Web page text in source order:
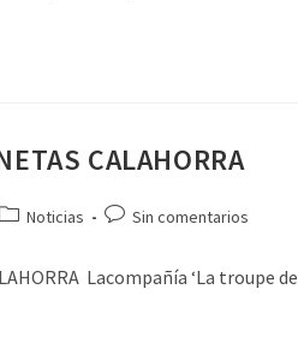
CALAHORRA
Noticias Sin comentarios
Lacompañía ‘La